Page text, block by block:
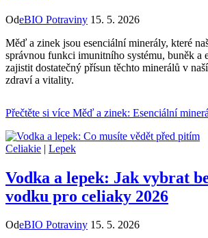
OdeBIO Potraviny 15. 5. 2026
Měď a zinek jsou esenciální minerály, které
správnou funkci imunitního systému, buněk a
zajistit dostatečný přísun těchto minerálů v
zdraví a vitality.
Přečtěte si více Měď a zinek: Esenciální
Celiakie | Lepek
Vodka a lepek: Jak vybrat
vodku pro celiaky 2026
OdeBIO Potraviny 15. 5. 2026